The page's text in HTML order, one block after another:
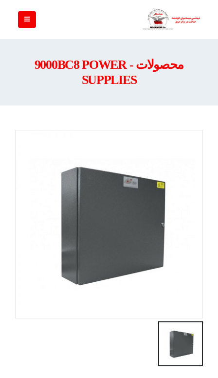
محصولات - 9000BC8 POWER
SUPPLIES